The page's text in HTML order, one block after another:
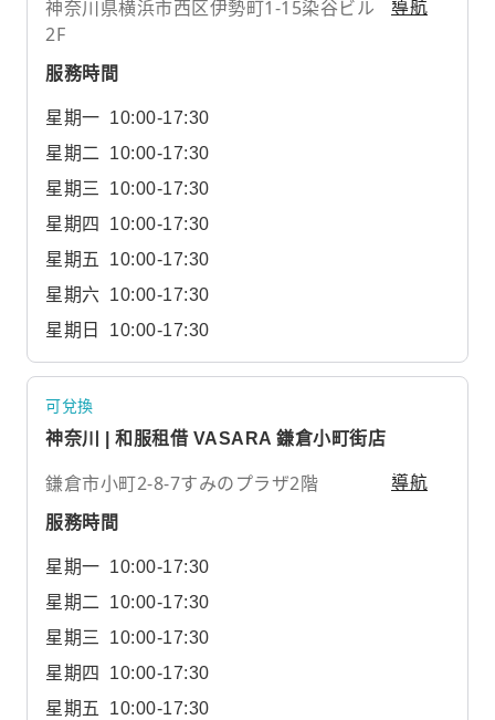
神奈川県横浜市西区伊勢町1-15染谷ビル
2F
導航
服務時間
星期一 10:00-17:30
星期二
10:00-17:30
星期三
10:00-17:30
星期四
10:00-17:30
星期五
10:00-17:30
星期六 10:00-17:30
星期日
10:00-17:30
可兌換
神奈川 | 和服租借 VASARA 鎌倉小町街店
鎌倉市小町2-8-7すみのプラザ2階 導航
服務時間
星期一 10:00-17:30
星期二
10:00-17:30
星期三
10:00-17:30
星期四
10:00-17:30
星期五
10:00-17:30